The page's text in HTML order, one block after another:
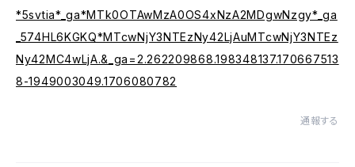
*5svtia*_ga*MTk0OTAwMzA0OS4xNzA2MDgwNzgy*_ga
_574HL6KGKQ*MTcwNjY3NTEzNy42LjAuMTcwNjY3NTEz
Ny42MC4wLjA.&_ga=2.262209868.198348137.170667513
8-1949003049.1706080782
通報する